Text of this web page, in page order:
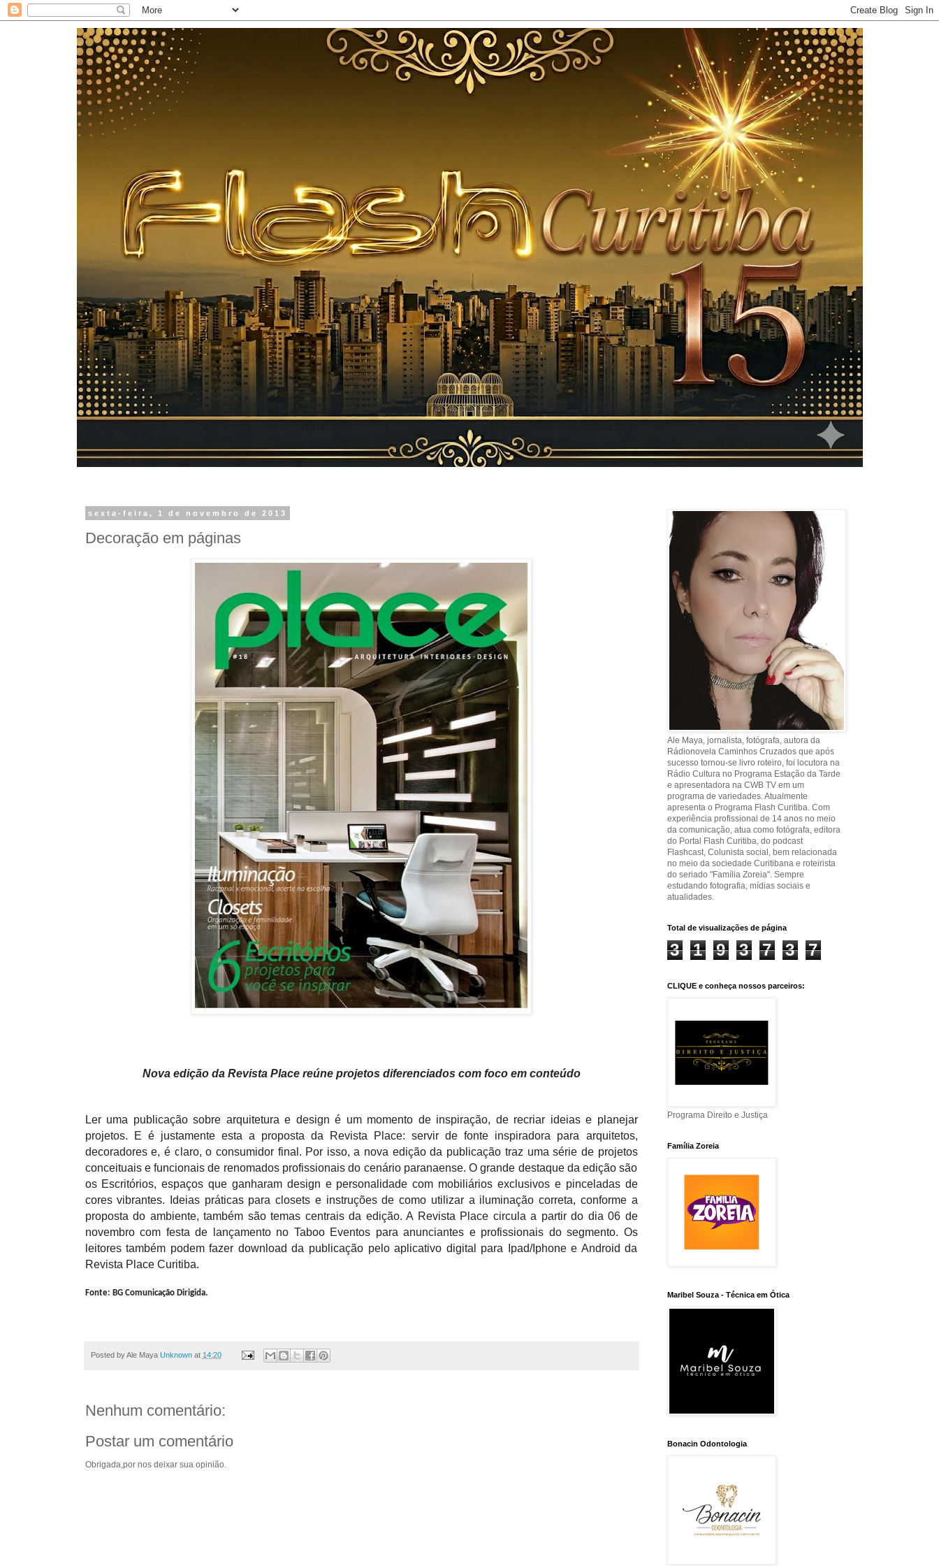
sexta-feira, 1 de novembro de 2013
Decoração em páginas
Nova edição da Revista Place reúne projetos diferenciados com foco em conteúdo
Ler uma publicação sobre arquitetura e design é um momento de inspiração, de recriar ideias e planejar
projetos. E é justamente esta a proposta da Revista Place: servir de fonte inspiradora para arquitetos,
decoradores e, é claro, o consumidor final. Por isso, a nova edição da publicação traz uma série de projetos
conceituais e funcionais de renomados profissionais do cenário paranaense. O grande destaque da edição são
os Escritórios, espaços que ganharam design e personalidade com mobiliários exclusivos e pinceladas de
cores vibrantes. Ideias práticas para closets e instruções de como utilizar a iluminação correta, conformea
proposta do ambiente, também são temas centrais da edição. A Revista Place circula a partir do dia 06 de
novembro com festa de lançamento no Taboo Eventos para anunciantes e profissionais do segmento. Os
leitores também podem fazer download da publicação pelo aplicativo digital para Ipad/Iphone e Android da
Revista Place Curitiba.
Fonte: BG Comunicação Dirigida.
Posted by Ale Maya Unknown at 14:20
Nenhum comentário:
Postar um comentário
Obrigada,por nos deixar sua opinião.
Ale Maya, jornalista, fotógrafa, autora da
Rádionovela Caminhos Cruzados que após
sucesso tornou-se livro roteiro, foi locutora na
Rádio Cultura no Programa Estação da Tarde
e apresentadora na CWB TV em um
programa de variedades. Atualmente
apresenta o Programa Flash Curitiba. Com
experiência profissional de 14 anos no meio
da comunicação, atua como fotógrafa, editora
do Portal Flash Curitiba, do podcast
Flashcast, Colunista social, bem relacionada
no meio da sociedade Curitibana e roteirista
do seriado "Família Zoreia". Sempre
estudando fotografia, mídias sociais e
atualidades.
Total de visualizações de página
3 1 9 3 7 3 7
CLIQUE e conheça nossos parceiros:
Programa Direito e Justiça
Família Zoreia
Maribel Souza - Técnica em Ótica
Bonacin Odontologia